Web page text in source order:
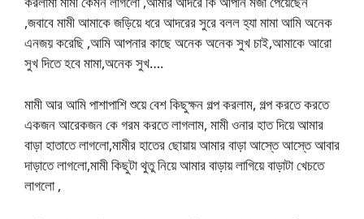
,জবাবে মামী আমাকে জড়িয়ে ধরে আদরের সুরে বলল হ্যা মামা আমি অনেক
এনজয় করেছি ,আমি আপনার কাছে অনেক অনেক সুখ চাই,আমাকে আরো
সুখ দিতে হবে মামা,অনেক সুখ….
মামী আর আমি পাশাপাশি শুয়ে বেশ কিছুক্ষন গল্প করলাম, গল্প করতে করতে
একজন আরেকজন কে গরম করতে লাগলাম, মামী ওনার হাত দিয়ে আমার
বাড়া হাতাতে লাগলো,মামীর হাতের ছোয়ায় আমার বাড়া আস্তে আস্তে আবার
দাড়াতে লাগলো,মামী কিছুটা থুতু নিয়ে আমার বাড়ায় লাগিয়ে বাড়াটা খেচতে
লাগলো ,